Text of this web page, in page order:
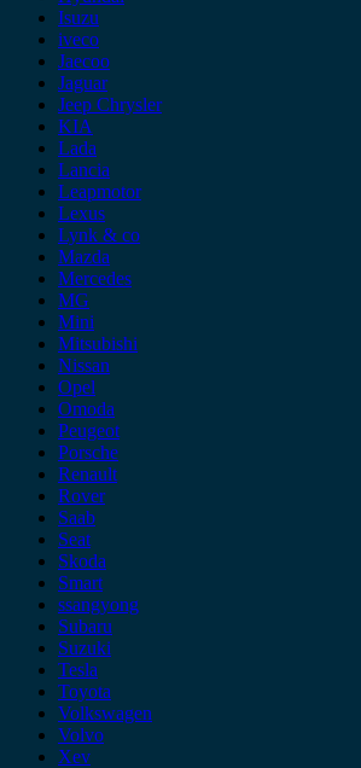
Isuzu
iveco
Jaecoo
Jaguar
Jeep Chrysler
KIA
Lada
Lancia
Leapmotor
Lexus
Lynk & co
Mazda
Mercedes
MG
Mini
Mitsubishi
Nissan
Opel
Omoda
Peugeot
Porsche
Renault
Rover
Saab
Seat
Skoda
Smart
ssangyong
Subaru
Suzuki
Tesla
Toyota
Volkswagen
Volvo
Xev